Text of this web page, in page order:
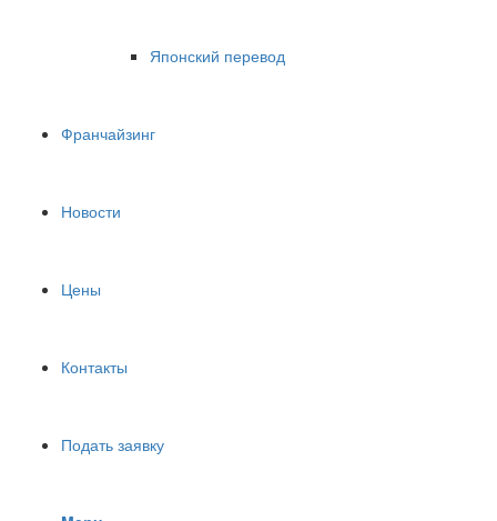
Японский перевод
Франчайзинг
Новости
Цены
Контакты
Подать заявку